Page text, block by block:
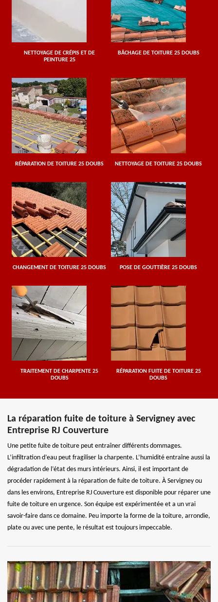
NETTOYAGE DE CRÉPIS ET DE
PEINTURE 25
BÂCHAGE DE TOITURE 25 DOUBS
RÉPARATION DE TOITURE 25 DOUBS NETTOYAGE DE TOITURE 25 DOUBS
CHANGEMENT DE TOITURE 25 DOUBS POSE DE GOUTTIÈRE 25 DOUBS
TRAITEMENT DE CHARPENTE 25
DOUBS
RÉPARATION FUITE DE TOITURE 25
DOUBS
La réparation fuite de toiture à Servigney avec
Entreprise RJ Couverture
Une petite fuite de toiture peut entraîner différents dommages.
L’infiltration d’eau peut fragiliser la charpente. L’humidité entraîne aussi la
dégradation de l’état des murs intérieurs. Ainsi, il est important de
procéder rapidement à la réparation de fuite de toiture. À Servigney ou
dans les environs, Entreprise RJ Couverture est disponible pour réparer une
fuite de toiture en urgence. Son équipe est expérimentée et a un vrai
savoir-faire dans ce domaine. Peu importe la forme de la toiture, arrondie,
plate ou avec une pente, le résultat est toujours impeccable.